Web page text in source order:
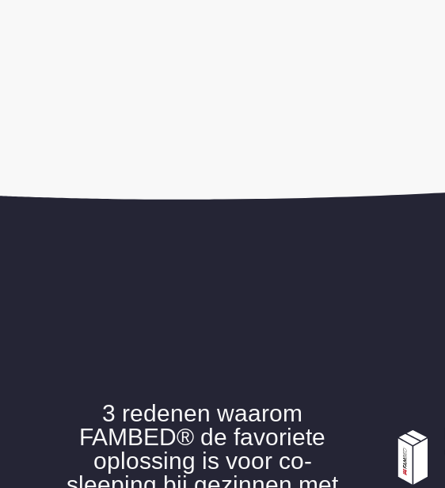
3 redenen waarom
FAMBED® de favoriete
oplossing is voor co-